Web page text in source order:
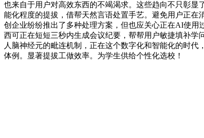
也来自于用户对高效东西的不竭渴求。这些趋向不只彰
能化程度的提拔，借帮天然言语处置手艺。避免用户正
创企业纷纷推出了多种处理方案，但也应关心正在AI使
西可正在短短三秒内生成会议纪要，帮帮用户敏捷填补
人脑神经元的毗连机制，正在这个数字化和智能化的时
体例。显著提拔工做效率。为学生供给个性化选校！